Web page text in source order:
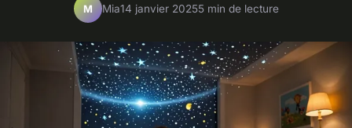
M Mia14 janvier 20255 min de lecture